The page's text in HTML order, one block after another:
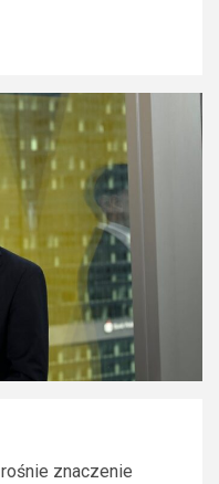
znaczenie